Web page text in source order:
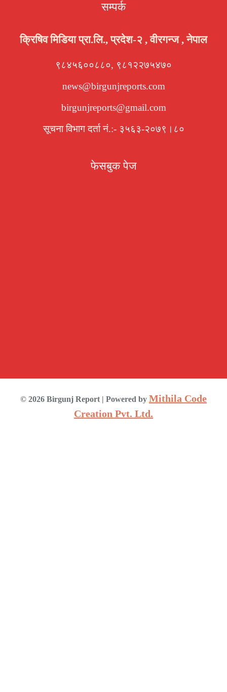
सम्पर्क
क्रिषिव मिडिया प्रा.लि., प्रदेश-२ , वीरगन्ज , नेपाल
९८४५६००८८०, ९८१२२७५४७०
news@birgunjreports.com
birgunjreports@gmail.com
सूचना विभाग दर्ता नं.:- ३५६३-२०७९।८०
फेसबुक पेज
© 2026 Birgunj Report | Powered by Mithila Code
Creation Pvt. Ltd.